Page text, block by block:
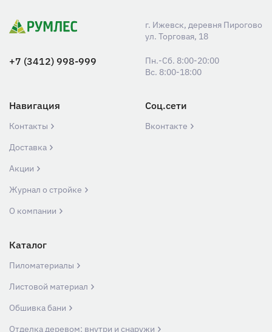
г. Ижевск, деревня Пирогово
ул. Торговая, 18
+7 (3412) 998-999
Пн.-Сб. 8:00-20:00
Вс. 8:00-18:00
Навигация
Контакты
Доставка
Акции
Журнал о стройке
О компании
Соц.сети
Вконтакте
Каталог
Пиломатериалы
Листовой материал
Обшивка бани
Отделка деревом: внутри и снаружи